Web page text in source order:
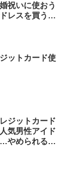
祝いに使おう
レスを買うよ
ットカード使
ジットカード
気男性アイド
やめられる気